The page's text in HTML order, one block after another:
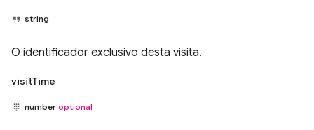
string
O identificador exclusivo desta visita.
visitTime
number optional